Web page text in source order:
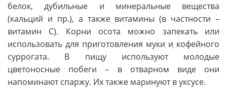
белок, дубильные и минеральные вещества
(кальций и пр.), а также витамины (в частности –
витамин С). Корни осота можно запекать или
использовать для приготовления муки и кофейного
суррогата. В пищу используют молодые
цветоносные побеги – в отварном виде они
напоминают спаржу. Их также маринуют в уксусе.